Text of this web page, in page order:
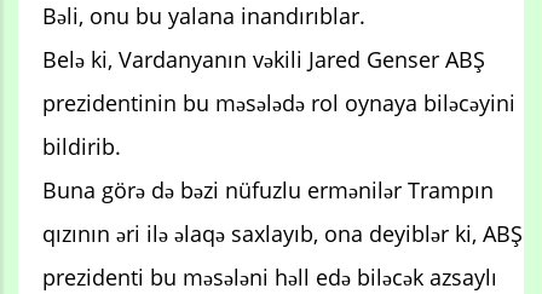
Bəli, onu bu yalana inandırıblar.
Belə ki, Vardanyanın vəkili Jared Genser ABŞ
prezidentinin bu məsələdə rol oynaya biləcəyini
bildirib.
Buna görə də bəzi nüfuzlu ermənilər Trampın
qızının əri ilə əlaqə saxlayıb, ona deyiblər ki, ABŞ
prezidenti bu məsələni həll edə biləcək azsaylı